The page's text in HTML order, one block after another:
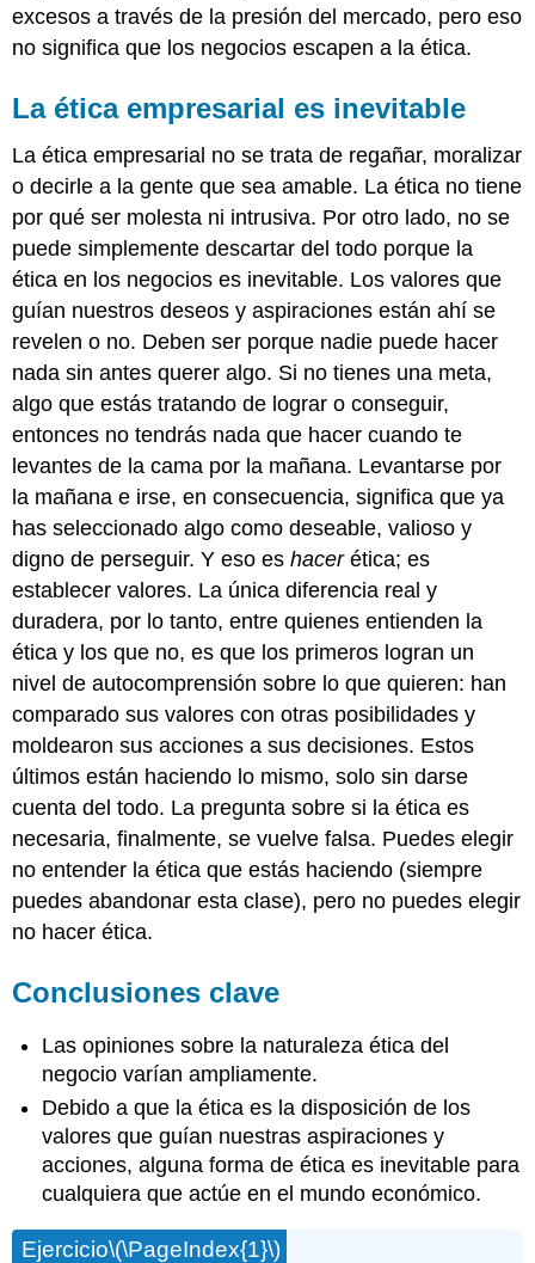
excesos a través de la presión del mercado, pero eso
no significa que los negocios escapen a la ética.
La ética empresarial es inevitable
La ética empresarial no se trata de regañar, moralizar
o decirle a la gente que sea amable. La ética no tiene
por qué ser molesta ni intrusiva. Por otro lado, no se
puede simplemente descartar del todo porque la
ética en los negocios es inevitable. Los valores que
guían nuestros deseos y aspiraciones están ahí se
revelen o no. Deben ser porque nadie puede hacer
nada sin antes querer algo. Si no tienes una meta,
algo que estás tratando de lograr o conseguir,
entonces no tendrás nada que hacer cuando te
levantes de la cama por la mañana. Levantarse por
la mañana e irse, en consecuencia, significa que ya
has seleccionado algo como deseable, valioso y
digno de perseguir. Y eso eshacerética; es
establecer valores. La única diferencia real y
duradera, por lo tanto, entre quienes entienden la
ética y los que no, es que los primeros logran un
nivel de autocomprensión sobre lo que quieren: han
comparado sus valores con otras posibilidades y
moldearon sus acciones a sus decisiones. Estos
últimos están haciendo lo mismo, solo sin darse
cuenta del todo. La pregunta sobre si la ética es
necesaria, finalmente, se vuelve falsa. Puedes elegir
no entender la ética que estás haciendo (siempre
puedes abandonar esta clase), pero no puedes elegir
no hacer ética.
Conclusiones clave
Las opiniones sobre la naturaleza ética del
negocio varían ampliamente.
Debido a que la ética es la disposición de los
valores que guían nuestras aspiraciones y
acciones, alguna forma de ética es inevitable para
cualquiera que actúe en el mundo económico.
Ejercicio\(\PageIndex{1}\)